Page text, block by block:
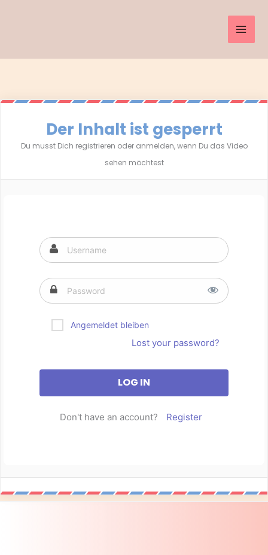
Der Inhalt ist gesperrt
Du musst Dich registrieren oder anmelden, wenn Du das Video
sehen möchtest
Angemeldet bleiben
Lost your password?
Don't have an account? Register